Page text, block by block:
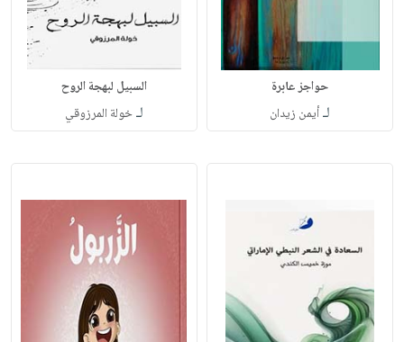
حواجز عابرة
لـأيمن زيدان
السبيل لبهجة الروح
لـخولة المرزوقي